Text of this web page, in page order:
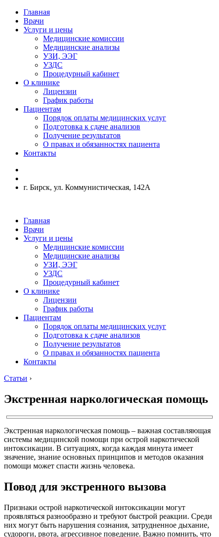
Главная
Врачи
Услуги и цены
Медицинские комиссии
Медицинские анализы
УЗИ, ЭЭГ
УЗДС
Процедурный кабинет
О клинике
Лицензии
График работы
Пациентам
Порядок оплаты медицинских услуг
Подготовка к сдаче анализов
Получение результатов
О правах и обязанностях пациента
Контакты
г. Бирск, ул. Коммунистическая, 142А
Главная
Врачи
Услуги и цены
Медицинские комиссии
Медицинские анализы
УЗИ, ЭЭГ
УЗДС
Процедурный кабинет
О клинике
Лицензии
График работы
Пациентам
Порядок оплаты медицинских услуг
Подготовка к сдаче анализов
Получение результатов
О правах и обязанностях пациента
Контакты
Статьи ›
Экстренная наркологическая помощь
Экстренная наркологическая помощь – важная составляющая
системы медицинской помощи при острой наркотической
интоксикации. В ситуациях, когда каждая минута имеет
значение, знание основных принципов и методов оказания
помощи может спасти жизнь человека.
Повод для экстренного вызова
Признаки острой наркотической интоксикации могут
проявляться разнообразно и требуют быстрой реакции. Среди
них могут быть нарушения сознания, затрудненное дыхание,
судороги, рвота, агрессивное поведение. Важно помнить, что